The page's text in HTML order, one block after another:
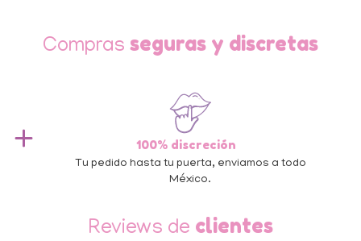
Compras seguras y discretas
100% discreción
Tu pedido hasta tu puerta, enviamos a todo
México.
Reviews de clientes